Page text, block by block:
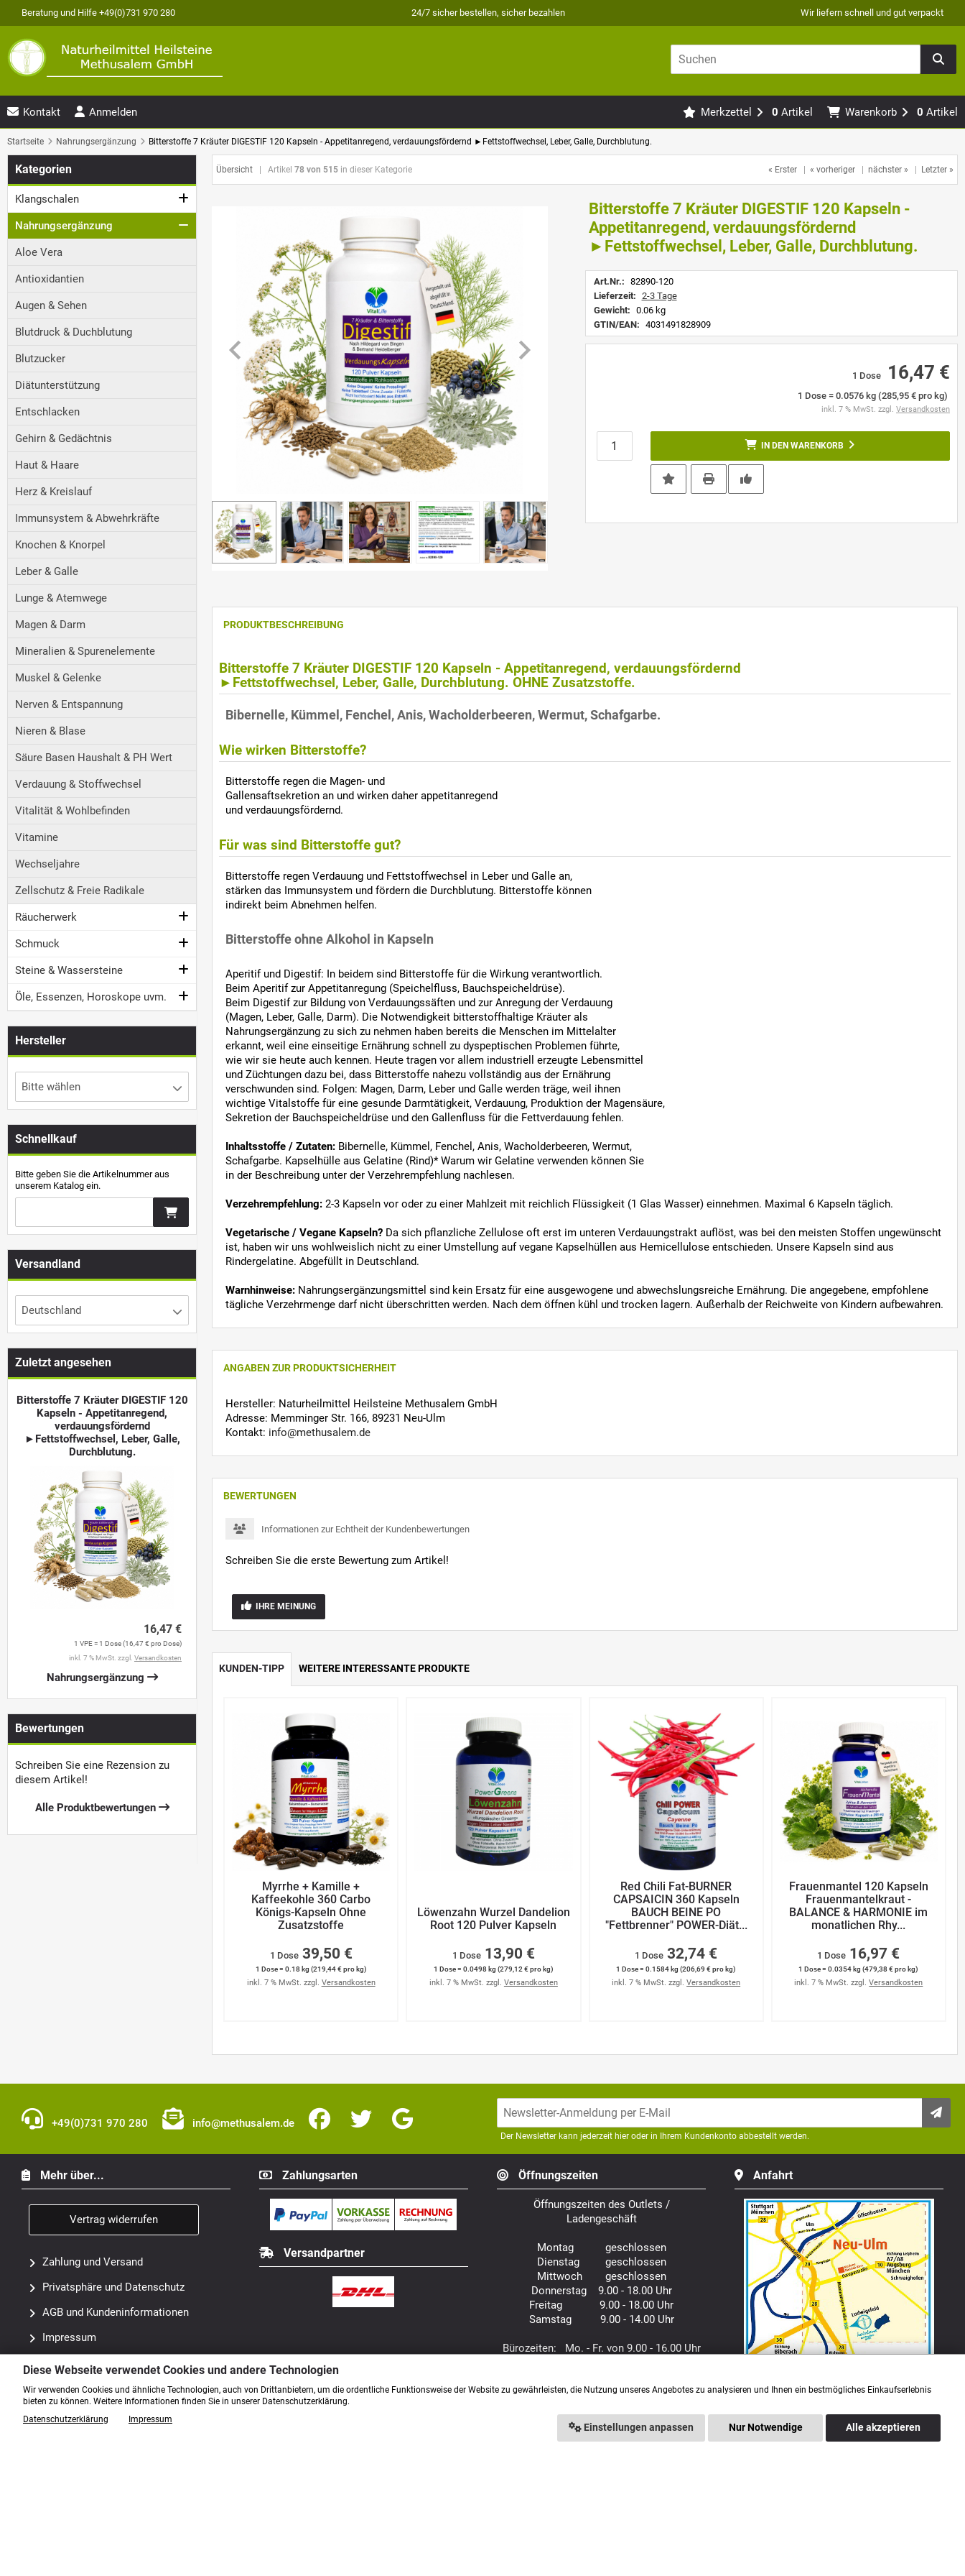
Beratung und Hilfe +49(0)731 970 280 24/7 sicher bestellen, sicher bezahlen Wir liefern schnell und gut verpackt
Kontakt Anmelden Warenkorb 0 Artikel
Merkzettel 0 Artikel
Startseite Nahrungsergänzung Bitterstoffe 7 Kräuter DIGESTIF 120 Kapseln - Appetitanregend, verdauungsfördernd ►Fettstoffwechsel, Leber, Galle, Durchblutung.
Übersicht | Artikel 78 von 515 in dieser Kategorie « Erster « vorheriger nächster » Letzter »
Bitterstoffe 7 Kräuter DIGESTIF 120 Kapseln -
Appetitanregend, verdauungsfördernd
►Fettstoffwechsel, Leber, Galle, Durchblutung.
Art.Nr.: 82890-120
Lieferzeit: 2-3 Tage
Gewicht: 0.06 kg
GTIN/EAN: 4031491828909
1 Dose 16,47 €
1 Dose = 0.0576 kg (285,95 € pro kg)
inkl. 7 % MwSt. zzgl. Versandkosten
IN DEN WARENKORB
PRODUKTBESCHREIBUNG
Bitterstoffe 7 Kräuter DIGESTIF 120 Kapseln - Appetitanregend, verdauungsfördernd
►Fettstoffwechsel, Leber, Galle, Durchblutung. OHNE Zusatzstoffe.
Bibernelle, Kümmel, Fenchel, Anis, Wacholderbeeren, Wermut, Schafgarbe.
Wie wirken Bitterstoffe?
Bitterstoffe regen die Magen- und
Gallensaftsekretion an und wirken daher appetitanregend
und verdauungsfördernd.
Für was sind Bitterstoffe gut?
Bitterstoffe regen Verdauung und Fettstoffwechsel in Leber und Galle an,
stärken das Immunsystem und fördern die Durchblutung. Bitterstoffe können
indirekt beim Abnehmen helfen.
Bitterstoffe ohne Alkohol in Kapseln
Aperitif und Digestif: In beidem sind Bitterstoffe für die Wirkung verantwortlich.
Beim Aperitif zur Appetitanregung (Speichelfluss, Bauchspeicheldrüse).
Beim Digestif zur Bildung von Verdauungssäften und zur Anregung der Verdauung
(Magen, Leber, Galle, Darm). Die Notwendigkeit bitterstoffhaltige Kräuter als
Nahrungsergänzung zu sich zu nehmen haben bereits die Menschen im Mittelalter
erkannt, weil eine einseitige Ernährung schnell zu dyspeptischen Problemen führte,
wie wir sie heute auch kennen. Heute tragen vor allem industriell erzeugte Lebensmittel
und Züchtungen dazu bei, dass Bitterstoffe nahezu vollständig aus der Ernährung
verschwunden sind. Folgen: Magen, Darm, Leber und Galle werden träge, weil ihnen
wichtige Vitalstoffe für eine gesunde Darmtätigkeit, Verdauung, Produktion der Magensäure,
Sekretion der Bauchspeicheldrüse und den Gallenfluss für die Fettverdauung fehlen.
Inhaltsstoffe / Zutaten: Bibernelle, Kümmel, Fenchel, Anis, Wacholderbeeren, Wermut,
Schafgarbe. Kapselhülle aus Gelatine (Rind)* Warum wir Gelatine verwenden können Sie
in der Beschreibung unter der Verzehrempfehlung nachlesen.
Verzehrempfehlung: 2-3 Kapseln vor oder zu einer Mahlzeit mit reichlich Flüssigkeit (1 Glas Wasser) einnehmen. Maximal 6 Kapseln täglich.
Vegetarische / Vegane Kapseln? Da sich pflanzliche Zellulose oft erst im unteren Verdauungstrakt auflöst, was bei den meisten Stoffen ungewünscht
ist, haben wir uns wohlweislich nicht zu einer Umstellung auf vegane Kapselhüllen aus Hemicellulose entschieden. Unsere Kapseln sind aus
Rindergelatine. Abgefüllt in Deutschland.
Warnhinweise: Nahrungsergänzungsmittel sind kein Ersatz für eine ausgewogene und abwechslungsreiche Ernährung. Die angegebene, empfohlene
tägliche Verzehrmenge darf nicht überschritten werden. Nach dem öffnen kühl und trocken lagern. Außerhalb der Reichweite von Kindern aufbewahren.
ANGABEN ZUR PRODUKTSICHERHEIT
Hersteller: Naturheilmittel Heilsteine Methusalem GmbH
Adresse: Memminger Str. 166, 89231 Neu-Ulm
Kontakt: info@methusalem.de
BEWERTUNGEN
Informationen zur Echtheit der Kundenbewertungen
Schreiben Sie die erste Bewertung zum Artikel!
IHRE MEINUNG
KUNDEN-TIPP WEITERE INTERESSANTE PRODUKTE
Myrrhe + Kamille +
Kaffeekohle 360 Carbo
Königs-Kapseln Ohne
Zusatzstoffe
1 Dose 39,50 €
1 Dose = 0.18 kg (219,44 € pro kg)
inkl. 7 % MwSt. zzgl. Versandkosten
Löwenzahn Wurzel Dandelion
Root 120 Pulver Kapseln
1 Dose 13,90 €
1 Dose = 0.0498 kg (279,12 € pro kg)
inkl. 7 % MwSt. zzgl. Versandkosten
Red Chili Fat-BURNER
CAPSAICIN 360 Kapseln
BAUCH BEINE PO
"Fettbrenner" POWER-Diät...
1 Dose 32,74 €
1 Dose = 0.1584 kg (206,69 € pro kg)
inkl. 7 % MwSt. zzgl.Versandkosten
Frauenmantel 120 Kapseln
Frauenmantelkraut -
BALANCE & HARMONIE im
monatlichen Rhy...
1 Dose 16,97 €
1 Dose = 0.0354 kg (479,38 € pro kg)
inkl. 7 % MwSt. zzgl.Versandkosten
Kategorien
Klangschalen
Nahrungsergänzung
Aloe Vera
Antioxidantien
Augen & Sehen
Blutdruck & Duchblutung
Blutzucker
Diätunterstützung
Entschlacken
Gehirn & Gedächtnis
Haut & Haare
Herz & Kreislauf
Immunsystem & Abwehrkräfte
Knochen & Knorpel
Leber & Galle
Lunge & Atemwege
Magen & Darm
Mineralien & Spurenelemente
Muskel & Gelenke
Nerven & Entspannung
Nieren & Blase
Säure Basen Haushalt & PH Wert
Verdauung & Stoffwechsel
Vitalität & Wohlbefinden
Vitamine
Wechseljahre
Zellschutz & Freie Radikale
Räucherwerk
Schmuck
Steine & Wassersteine
Öle, Essenzen, Horoskope uvm.
Hersteller
Bitte wählen
Schnellkauf
Bitte geben Sie die Artikelnummer aus
unserem Katalog ein.
Versandland
Deutschland
Zuletzt angesehen
Bitterstoffe 7 Kräuter DIGESTIF 120
Kapseln - Appetitanregend,
verdauungsfördernd
►Fettstoffwechsel, Leber, Galle,
Durchblutung.
16,47 €
1 VPE = 1 Dose (16,47 € pro Dose)
inkl. 7 % MwSt. zzgl. Versandkosten
Nahrungsergänzung
Bewertungen
Schreiben Sie eine Rezension zu
diesem Artikel!
Alle Produktbewertungen
+49(0)731 970 280 info@methusalem.de
Der Newsletter kann jederzeit hier oder in Ihrem Kundenkonto abbestellt werden.
Mehr über...
Vertrag widerrufen
Zahlung und Versand
Privatsphäre und Datenschutz
AGB und Kundeninformationen
Impressum
Kontakt
Sitemap
Widerrufsrecht & Widerrufsformular
Zahlungsarten
Versandpartner
Öffnungszeiten
Öffnungszeiten des Outlets /
Ladengeschäft
Montag geschlossen
Dienstag geschlossen
Mittwoch geschlossen
Donnerstag 9.00 - 18.00 Uhr
Freitag 9.00 - 18.00 Uhr
Samstag 9.00 - 14.00 Uhr
Bürozeiten: Mo. - Fr. von 9.00 - 16.00 Uhr
Anfahrt
Diese Webseite verwendet Cookies und andere Technologien
Wir verwenden Cookies und ähnliche Technologien, auch von Drittanbietern, um die ordentliche Funktionsweise der Website zu gewährleisten, die Nutzung unseres Angebotes zu analysieren und Ihnen ein bestmögliches Einkaufserlebnis
bieten zu können. Weitere Informationen finden Sie in unserer Datenschutzerklärung.
Alle akzeptieren
Nur Notwendige
Einstellungen anpassen
Datenschutzerklärung Impressum